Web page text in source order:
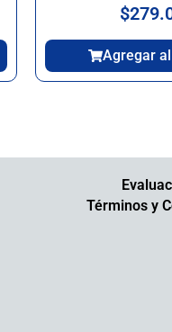
$
Agregar
Términos y